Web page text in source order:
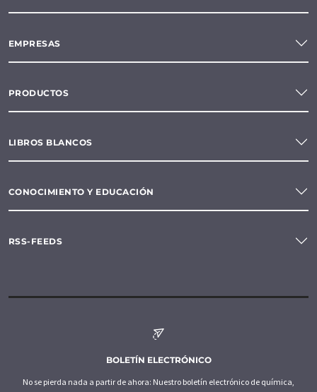
EMPRESAS
PRODUCTOS
LIBROS BLANCOS
CONOCIMIENTO Y EDUCACIÓN
RSS-FEEDS
BOLETÍN ELECTRÓNICO
No se pierda nada a partir de ahora: Nuestro boletín electrónico de química,